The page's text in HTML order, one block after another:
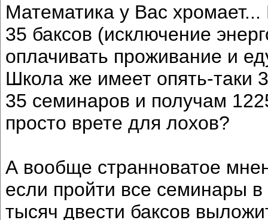
Математика у Вас
35 баксов (исключение
оплачивать проживание и
Школа же имеет опять-таки
35 семинаров и получам
просто врете для лохов?
А вообще странноватое
если пройти все семинары
тысяч двести баксов